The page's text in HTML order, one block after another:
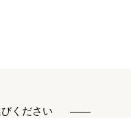
ください